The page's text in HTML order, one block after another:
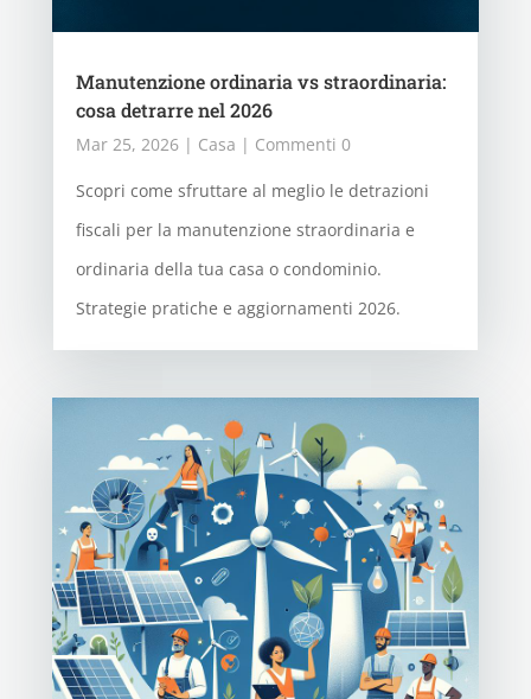
Manutenzione ordinaria vs straordinaria:
cosa detrarre nel 2026
Mar 25, 2026| Casa | Commenti 0
Scopri come sfruttare al meglio le detrazioni
fiscali per la manutenzione straordinaria e
ordinaria della tua casa o condominio.
Strategie pratiche e aggiornamenti 2026.